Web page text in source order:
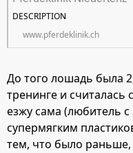
DESCRIPTION
www.pferdeklinik.ch
До того лошадь была
тренинге и считалась
езжу сама (любитель
супермягким
тем, что было раньше,